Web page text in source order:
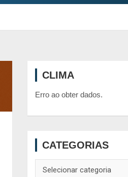
CLIMA
Erro ao obter dados.
CATEGORIAS